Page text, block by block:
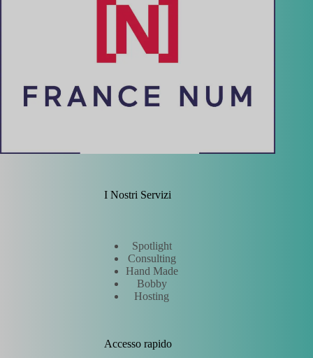
I Nostri Servizi
Spotlight
Consulting
Hand Made
Bobby
Hosting
Accesso rapido